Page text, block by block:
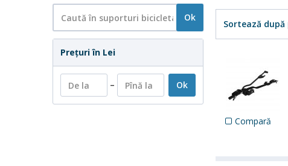
Ok
Preţuri în Lei
– Ok
Sortează
Compară